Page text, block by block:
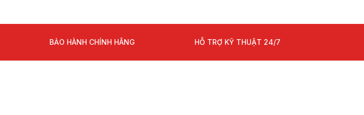
BẢO HÀNH CHÍNH HÃNG HỖ TRỢ KỸ THUẬT 24/7